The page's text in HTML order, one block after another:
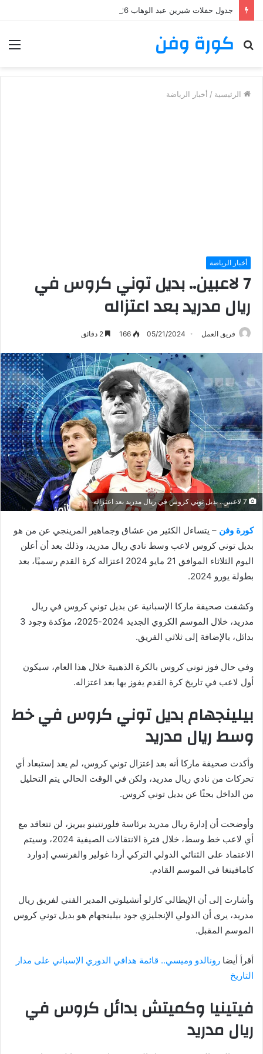
كورة وفن
بحث
الرئيسية / أخبار الرياضة
أخبار الرياضة
7 لاعبين.. بديل توني كروس في
ريال مدريد بعد اعتزاله
فريق العمل 05/21/2024
166
كورة وفن – يتساءل الكثير من عشاق وجماهير المرينجي عن من هو
بديل توني كروس لاعب وسط نادي ريال مدريد، وذلك بعد أن أعلن
اليوم الثلاثاء الموافق 21 مايو 2024 اعتزاله كرة القدم رسميًا، بعد
بطولة يورو 2024.
وكشفت صحيفة ماركا الإسبانية عن بديل توني كروس في ريال
مدريد، خلال الموسم الكروي الجديد 2024-2025، مؤكدة وجود 3
بدائل، بالإضافة إلى ثلاثي الفريق.
وفي حال فوز توني كروس بالكرة الذهبية خلال هذا العام، سيكون
أول لاعب في تاريخ كرة القدم يفوز بها بعد اعتزاله.
بيلينجهام بديل توني كروس في خط
وسط ريال مدريد
وأكدت صحيفة ماركا أنه بعد إعتزال توني كروس، لم يعد إستبعاد أي
تحركات من نادي ريال مدريد، ولكن في الوقت الحالي يتم التحليل
من الداخل بحثًا عن بديل توني كروس.
وأوضحت أن إدارة ريال مدريد برئاسة فلورنتينو بيريز، لن تتعاقد مع
أي لاعب خط وسط، خلال فترة الانتقالات الصيفية 2024، وسيتم
الاعتماد على الثنائي الدولي التركي أردا غولير والفرنسي إدوارد
كامافينغا في الموسم القادم.
وأشارت إلى أن الإيطالي كارلو أنشيلوتي المدير الفني لفريق ريال
مدريد، يرى أن الدولي الإنجليزي جود بيلينجهام هو بديل توني كروس
الموسم المقبل.
أقرأ أيضا رونالدو وميسي.. قائمة هدافي الدوري الإسباني على مدار
التاريخ
فيتينيا وكميتش بدائل كروس في
ريال مدريد